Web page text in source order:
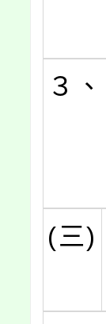
３、
(三)